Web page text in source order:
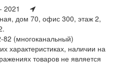
- 2021
дом 70, офис 300, этаж 2,
(многоканальный)
характеристиках, наличии на
товаров не является